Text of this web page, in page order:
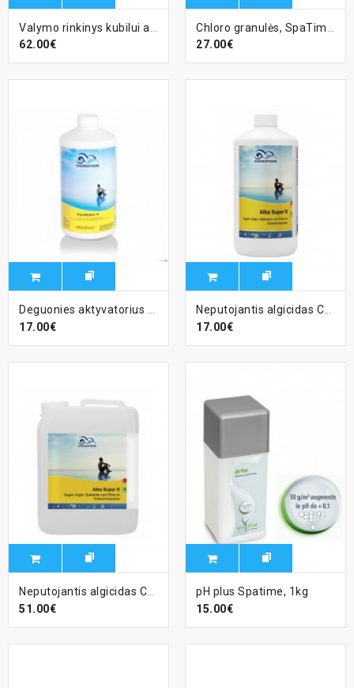
62.00€
27.00€
17.00€
17.00€
51.00€
pH plus Spatime, 1kg
15.00€